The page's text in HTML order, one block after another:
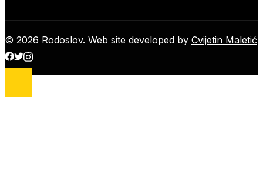
© 2026 Rodoslov. Web site developed by Cvijetin Maletić